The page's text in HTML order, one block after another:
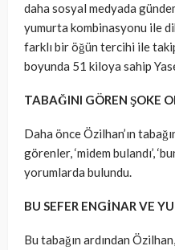
daha sosyal medyada
yumurta kombinasyonu ile
farklı bir öğün tercihi ile
boyunda 51 kiloya sahip
TABAĞINI GÖREN ŞOKE
Daha önce Özilhan’ın
görenler, ‘midem bulandı’,
yorumlarda bulundu.
BU SEFER ENGİNAR VE
Bu tabağın ardından